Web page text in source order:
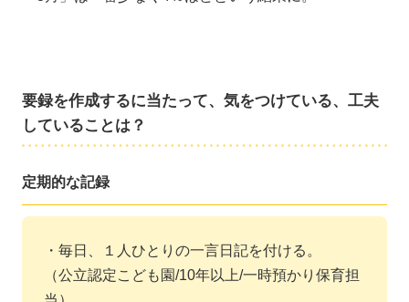
要録を作成するに当たって、気をつけている、工夫
していることは？
定期的な記録
・毎日、１人ひとりの一言日記を付ける。
（公立認定こども園/10年以上/一時預かり保育担